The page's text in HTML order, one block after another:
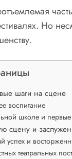
Но
шаги на сцене
воспитание
школе и
сцену и
успех и
театральных